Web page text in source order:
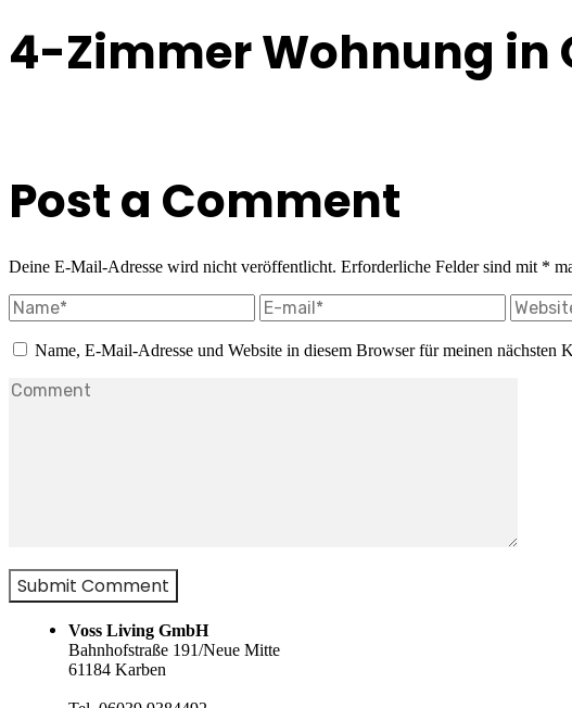
4-Zimmer Wohnung in
Post a Comment
Deine E-Mail-Adresse wird nicht veröffentlicht. Erforderliche Felder sind mit *
Name, E-Mail-Adresse und Website in diesem Browser für meinen nächsten
Voss Living GmbH
Bahnhofstraße 191/Neue Mitte
61184 Karben